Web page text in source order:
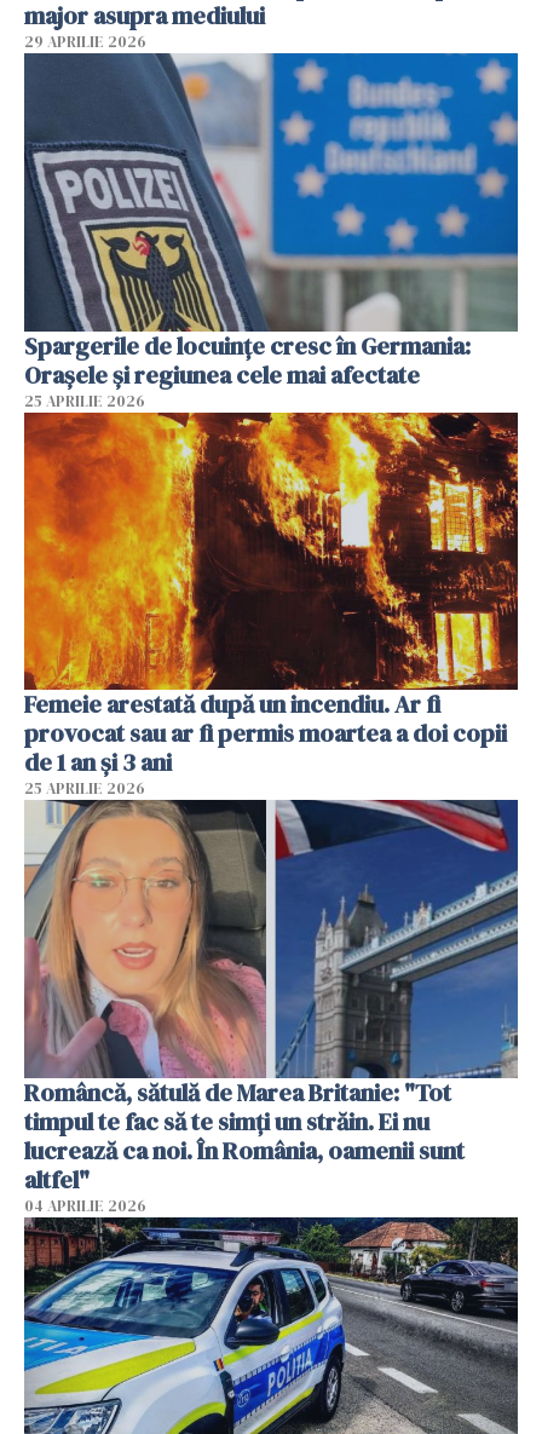
major asupra mediului
29 APRILIE 2026
Spargerile de locuințe cresc în Germania:
Orașele și regiunea cele mai afectate
25 APRILIE 2026
Femeie arestată după un incendiu. Ar fi
provocat sau ar fi permis moartea a doi copii
de 1 an și 3 ani
25 APRILIE 2026
Româncă, sătulă de Marea Britanie: "Tot
timpul te fac să te simți un străin. Ei nu
lucrează ca noi. În România, oamenii sunt
altfel"
04 APRILIE 2026